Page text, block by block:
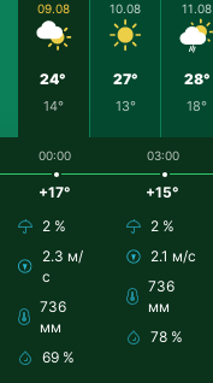
09.08
24°
14°
10.08
27°
13°
11.08
28°
18°
00:00
+17°
2 %
2.3 м/
с
736
мм
69 %
03:00
+15°
2 %
2.1 м/с
736
мм
78 %